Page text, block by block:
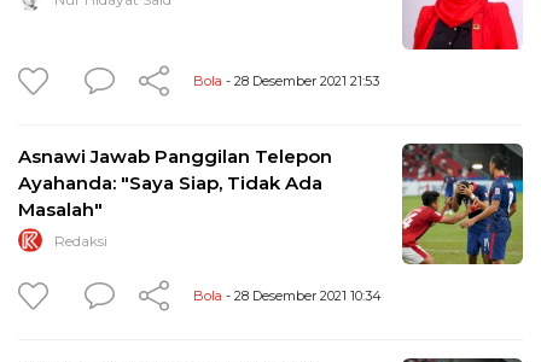
Bola - 28 Desember 2021 21:53
Asnawi Jawab Panggilan Telepon
Ayahanda: "Saya Siap, Tidak Ada
Masalah"
Redaksi
Bola - 28 Desember 2021 10:34